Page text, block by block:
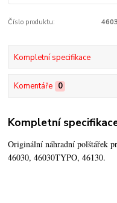
Číslo produktu:
Kompletní specifikace
Komentáře 0
Kompletní
Originální náhradní polštářek
46030, 46030TYPO, 46130.